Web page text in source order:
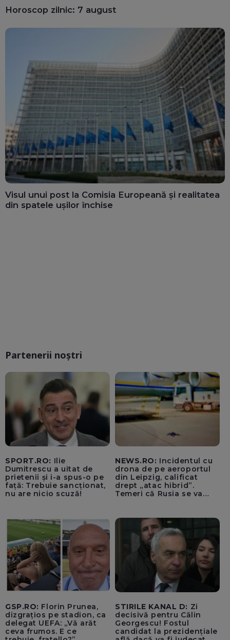
Horoscop zilnic: 7 august
Visul unui post la Comisia Europeană și realitatea
din spatele ușilor închise
Partenerii noștri
SPORT.RO: Ilie
Dumitrescu a uitat de
prietenii și i-a spus-o pe
față: Trebuie sancționat,
nu are nicio scuză!
NEWS.RO: Incidentul cu
drona de pe aeroportul
din Leipzig, calificat
drept „atac hibrid”.
Temeri că Rusia se va
neagă informațiile că
avioanele ucrainene din
apropierea dronei ar fi
fost încărcate cu muniție
GSP.RO: Florin Prunea,
dizgrațios pe stadion, ca
delegat UEFA: „Vă arăt
ceva frumos. E ce
STIRILE KANAL D: Zi
decisivă pentru Călin
Georgescu! Fostul
candidat la prezidențiale